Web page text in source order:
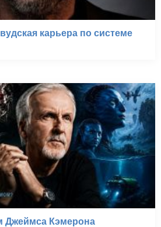
карьера по системе
Кэмерона